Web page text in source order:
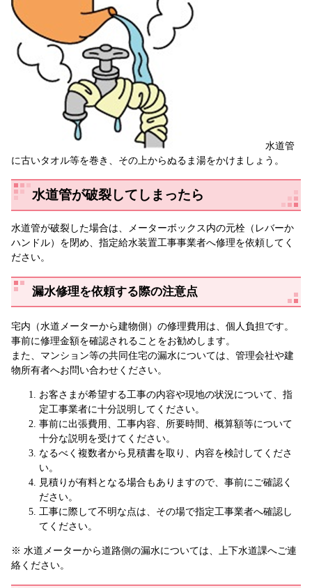
水道管
に古いタオル等を巻き、その上からぬるま湯をかけましょう。
水道管が破裂してしまったら
水道管が破裂した場合は、メーターボックス内の元栓（レバーか
ハンドル）を閉め、指定給水装置工事事業者へ修理を依頼してく
ださい。
漏水修理を依頼する際の注意点
宅内（水道メーターから建物側）の修理費用は、個人負担です。
事前に修理金額を確認されることをお勧めします。
また、マンション等の共同住宅の漏水については、管理会社や建
物所有者へお問い合わせください。
お客さまが希望する工事の内容や現地の状況について、指
定工事業者に十分説明してください。
事前に出張費用、工事内容、所要時間、概算額等について
十分な説明を受けてください。
なるべく複数者から見積書を取り、内容を検討してくださ
い。
見積りが有料となる場合もありますので、事前にご確認く
ださい。
工事に際して不明な点は、その場で指定工事業者へ確認し
てください。
※ 水道メーターから道路側の漏水については、上下水道課へご連
絡ください。